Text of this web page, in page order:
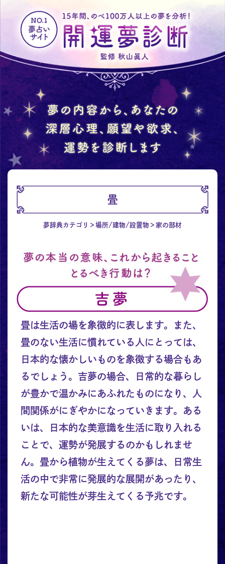
畳
夢辞典カテゴリ 場所/建物/設置物 家の部材
畳は生活の場を象徴的に表します。また、
畳のない生活に慣れている人にとっては、
日本的な懐かしいものを象徴する場合もあ
るでしょう。吉夢の場合、日常的な暮らし
が豊かで温かみにあふれたものになり、人
間関係がにぎやかになっていきます。ある
いは、日本的な美意識を生活に取り入れる
ことで、運勢が発展するのかもしれませ
ん。畳から植物が生えてくる夢は、日常生
活の中で非常に発展的な展開があったり、
新たな可能性が芽生えてくる予兆です。